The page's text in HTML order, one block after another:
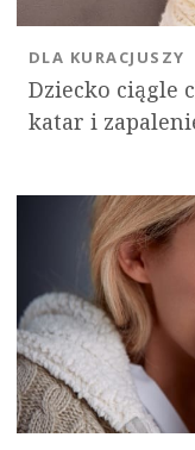
Dziecko ciągle
katar i
DLA KURACJUSZY